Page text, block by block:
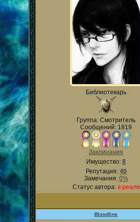
Библиотекарь
Группа: Смотритель
Сообщений: 1819
Заклинания
Имущество: 8
Репутация: 40
Замечания: 0%
Статус автора: в реале
Bloodline